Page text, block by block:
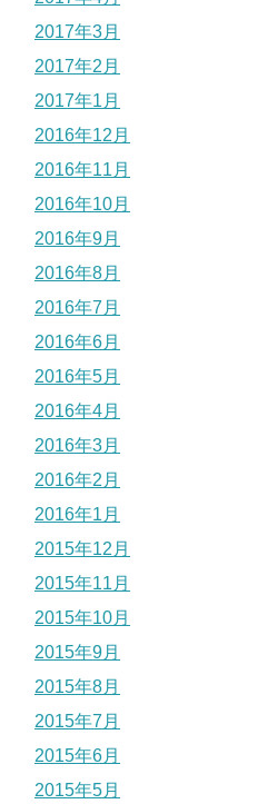
2017年3月
2017年2月
2017年1月
2016年12月
2016年11月
2016年10月
2016年9月
2016年8月
2016年7月
2016年6月
2016年5月
2016年4月
2016年3月
2016年2月
2016年1月
2015年12月
2015年11月
2015年10月
2015年9月
2015年8月
2015年7月
2015年6月
2015年5月